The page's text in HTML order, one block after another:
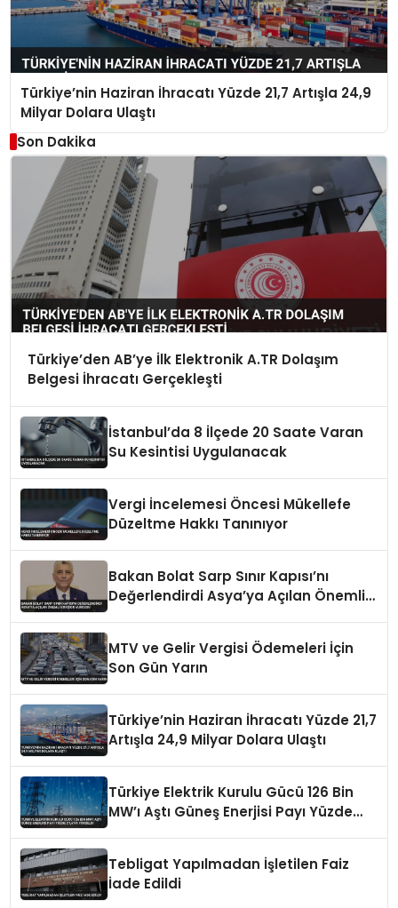
Türkiye’nin Haziran İhracatı Yüzde 21,7 Artışla 24,9
Milyar Dolara Ulaştı
Son Dakika
Türkiye’den AB’ye İlk Elektronik A.TR Dolaşım
Belgesi İhracatı Gerçekleşti
İstanbul’da 8 İlçede 20 Saate Varan
Su Kesintisi Uygulanacak
Vergi İncelemesi Öncesi Mükellefe
Düzeltme Hakkı Tanınıyor
Bakan Bolat Sarp Sınır Kapısı’nı
Değerlendirdi Asya’ya Açılan Önemli
MTV ve Gelir Vergisi Ödemeleri İçin
Son Gün Yarın
Türkiye’nin Haziran İhracatı Yüzde 21,7
Artışla 24,9 Milyar Dolara Ulaştı
Türkiye Elektrik Kurulu Gücü 126 Bin
MW’ı Aştı Güneş Enerjisi Payı Yüzde
Tebligat Yapılmadan İşletilen Faiz
İade Edildi